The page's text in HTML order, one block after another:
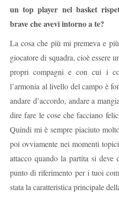
un top player nel basket
brave che avevi intorno a te?
La cosa che più mi premeva e
giocatore di squadra, cioè essere
propri compagni e con cui i
l’armonia al livello del campo è
andare d’accordo, andare a
dire fare le cose che facciano
Quindi mi è sempre piaciuto
poi ovviamente nei momenti
attacco quando la partita si deve
punto di riferimento per i tuoi
stata la caratteristica principale